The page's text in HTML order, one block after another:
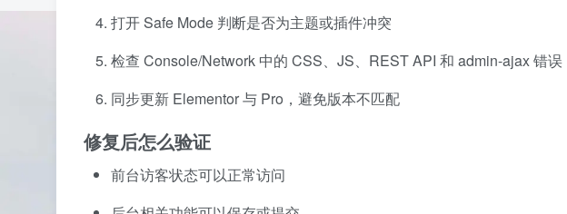
打开 Safe Mode 判断是否为主题或插件冲突
检查 Console/Network 中的 CSS、JS、REST API 和 admin-ajax 错误
同步更新 Elementor 与 Pro，避免版本不匹配
修复后怎么验证
前台访客状态可以正常访问